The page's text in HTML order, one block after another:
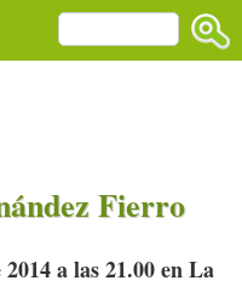
Fierro
a las 21.00 en La